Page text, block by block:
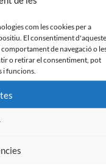
com les cookies per a
El consentiment
de navegació o
o retirar el consentiment, pot
i funcions.
𝐢 𝐞𝐥 𝐒𝐚𝐛𝐚𝐝𝐞𝐥𝐥 𝐚𝐦𝐛 𝐥𝐚